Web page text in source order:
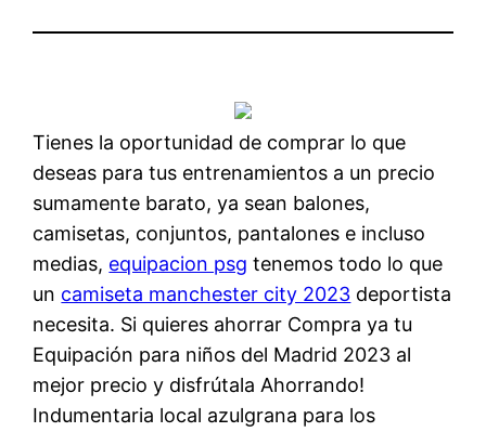
Tienes la oportunidad de comprar lo que
deseas para tus entrenamientos a un precio
sumamente barato, ya sean balones,
camisetas, conjuntos, pantalones e incluso
medias, equipacion psg tenemos todo lo que
un camiseta manchester city 2023 deportista
necesita. Si quieres ahorrar Compra ya tu
Equipación para niños del Madrid 2023 al
mejor precio y disfrútala Ahorrando!
Indumentaria local azulgrana para los